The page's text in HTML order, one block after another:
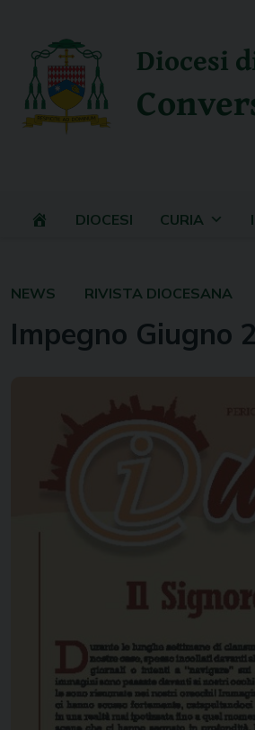
content
Diocesi
DIOCESI CURIA
NEWS RIVISTA DIOCESANA
Impegno Giugno